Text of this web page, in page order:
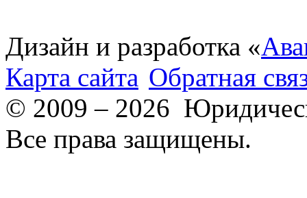
Дизайн и разработка «
Карта сайта Обратная
© 2009 – 2026
Все права защищены.